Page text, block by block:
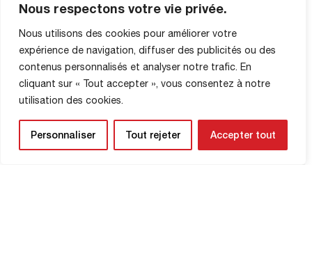
Nous respectons votre vie privée.
Nous utilisons des cookies pour améliorer votre
expérience de navigation, diffuser des publicités ou des
contenus personnalisés et analyser notre trafic. En
cliquant sur « Tout accepter », vous consentez à notre
utilisation des cookies.
Personnaliser Tout rejeter Accepter tout